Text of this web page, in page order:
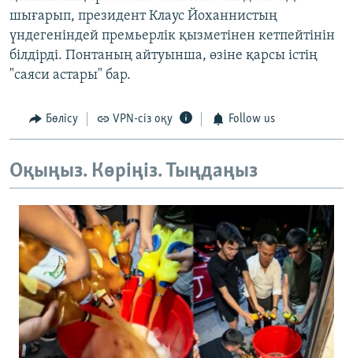
шығарып, президент Клаус Йоханнистың
үндегеніндей премьерлік қызметінен кетпейтінін
білдірді. Понтаның айтуынша, өзіне қарсы істің
"саяси астары" бар.
Бөлісу VPN-сіз оқу Follow us
Оқыңыз. Көріңіз. Тыңдаңыз